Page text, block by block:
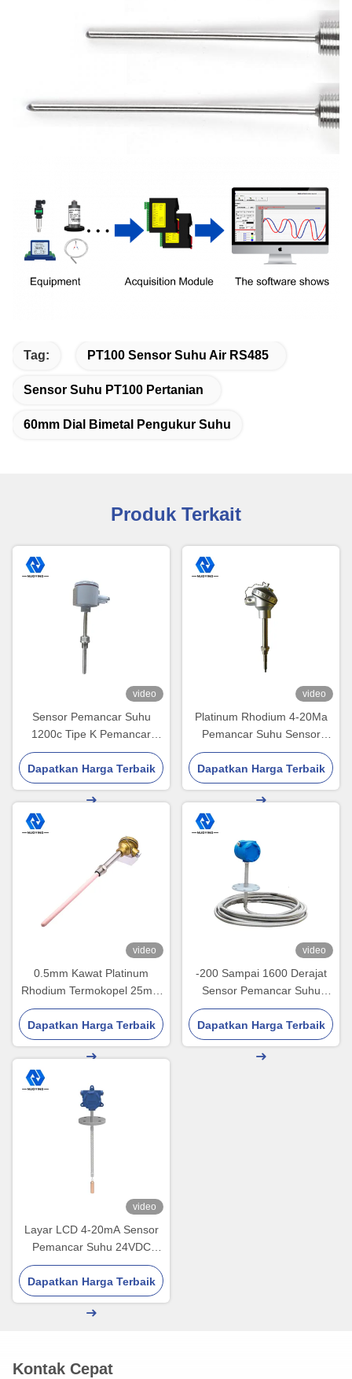
Tag: PT100 Sensor Suhu Air RS485
Sensor Suhu PT100 Pertanian
60mm Dial Bimetal Pengukur Suhu
Produk Terkait
video
Sensor Pemancar Suhu
1200c Tipe K Pemancar
Termokopel 0.5mm
Dapatkan Harga Terbaik
video
Platinum Rhodium 4-20Ma
Pemancar Suhu Sensor
Keramik Probe Pemancar
Suhu Termokopel
Dapatkan Harga Terbaik
video
0.5mm Kawat Platinum
Rhodium Termokopel 25mm
22mm 16mm
Dapatkan Harga Terbaik
video
-200 Sampai 1600 Derajat
Sensor Pemancar Suhu
Pemancar Suhu IP67 HART
Dapatkan Harga Terbaik
video
Layar LCD 4-20mA Sensor
Pemancar Suhu 24VDC
Explosion Proof
Dapatkan Harga Terbaik
Kontak Cepat